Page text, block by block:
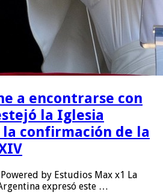
a encontrarse con
la Iglesia
confirmación de la
by Estudios Max x1 La
expresó este …